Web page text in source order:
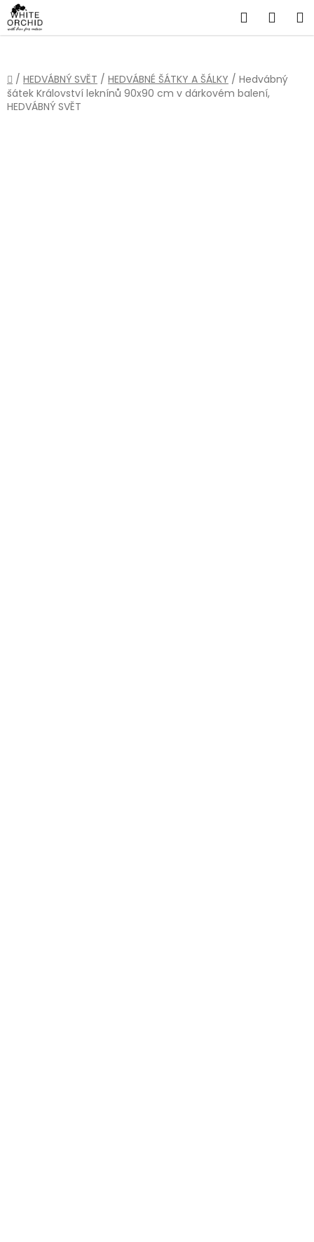
Přejít
na
obsah
Hledat
Domů
/ HEDVÁBNÝ SVĚT / HEDVÁBNÉ ŠÁTKY A ŠÁLKY / Hedvábný
šátek Království leknínů 90x90 cm v dárkovém balení,
HEDVÁBNÝ SVĚT